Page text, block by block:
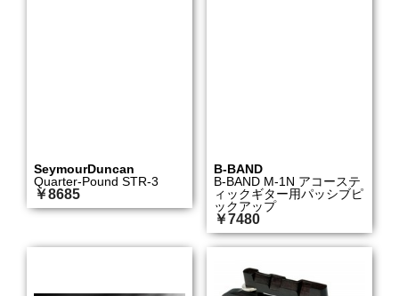
SeymourDuncan
Quarter-Pound STR-3
￥8685
B-BAND
B-BAND M-1N アコーステ
ィックギター用パッシブピ
ックアップ
￥7480